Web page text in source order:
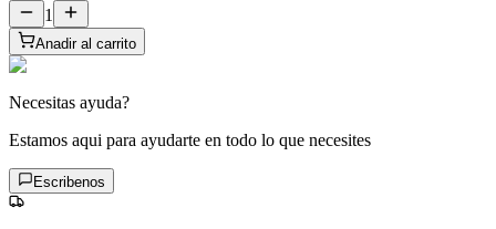
1
Anadir al carrito
Necesitas ayuda?
Estamos aqui para ayudarte en todo lo que necesites
Escribenos